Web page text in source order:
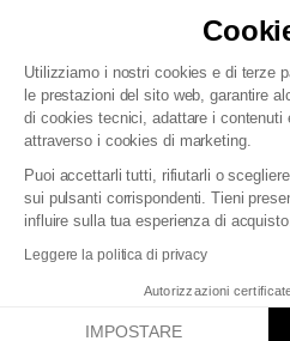
Utilizziamo i nostri cookies e di terze
le prestazioni del sito web, garantire
di cookies tecnici, adattare i contenuti
attraverso i cookies di marketing.
Puoi accettarli tutti, rifiutarli o
sui pulsanti corrispondenti. Tieni
influire sulla tua esperienza di
Leggere la politica di privacy
Autorizzazioni
IMPOSTARE
Condizioni
Politica di gestione dei dati
Condizioni generali di vendita
Dichiarazione di